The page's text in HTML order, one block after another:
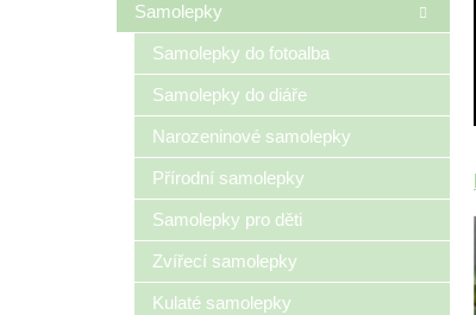
Samolepky
Samolepky do fotoalba
Samolepky do diáře
Narozeninové samolepky
Přírodní samolepky
Samolepky pro děti
Zvířecí samolepky
Kulaté samolepky